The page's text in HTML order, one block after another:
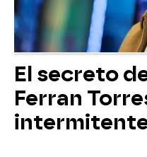
El secreto
Ferran
intermitente